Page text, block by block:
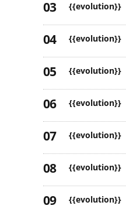
{{evolution}}
{{evolution}}
{{evolution}}
{{evolution}}
{{evolution}}
{{evolution}}
{{evolution}}